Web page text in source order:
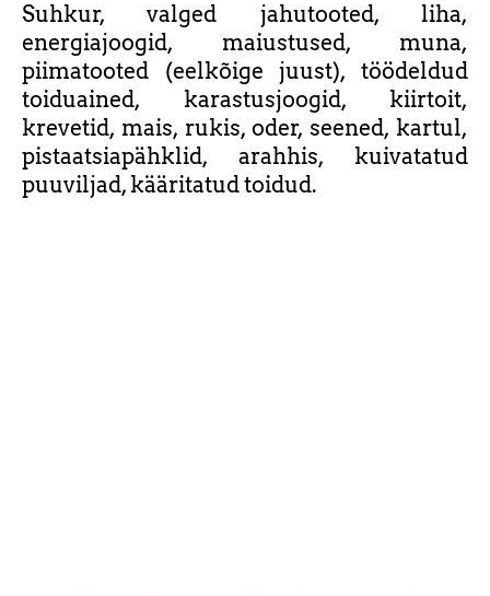
Suhkur, valged jahutooted, liha,
energiajoogid, maiustused, muna,
piimatooted (eelkõige juust), töödeldud
toiduained, karastusjoogid, kiirtoit,
krevetid, mais, rukis, oder, seened, kartul,
pistaatsiapähklid, arahhis, kuivatatud
puuviljad, kääritatud toidud.